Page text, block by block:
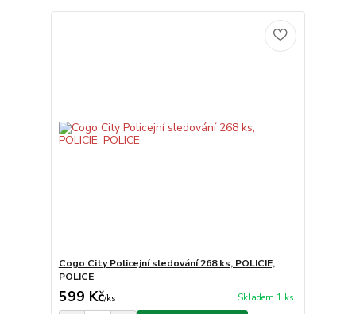
Cogo City Policejní sledování 268 ks, POLICIE,
POLICE
599 Kč/ks Skladem 1 ks